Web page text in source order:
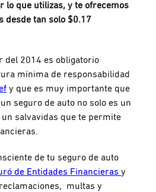
lo que utilizas, y te ofrecemos
desde tan solo $0.17
del 2014 es obligatorio
mínima de responsabilidad
y que es muy importante que
seguro de auto no solo es un
salvavidas que te permite
de tu seguro de auto
de Entidades Financierasy
multas y